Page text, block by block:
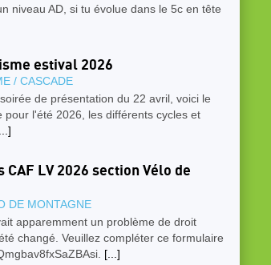
niveau AD, si tu évolue dans le 5c en tête
estival 2026
/ CASCADE
de présentation du 22 avril, voici le
pour l'été 2026, les différents cycles et
LV 2026 section Vélo de
DE MONTAGNE
apparemment un problème de droit
changé. Veuillez compléter ce formulaire
[...]